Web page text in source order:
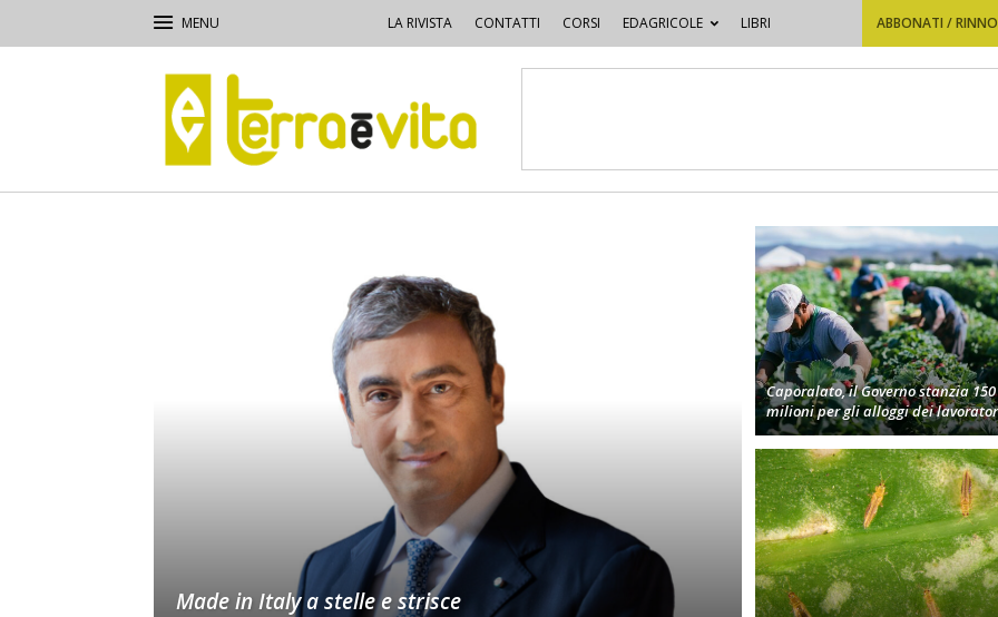
LA RIVISTA CONTATTI CORSI EDAGRICOLE LIBRI ABBONATI /
e
Vita
Made in Italy a stelle e strisce
Caporalato, il Governo stanzia 150
milioni per gli alloggi dei